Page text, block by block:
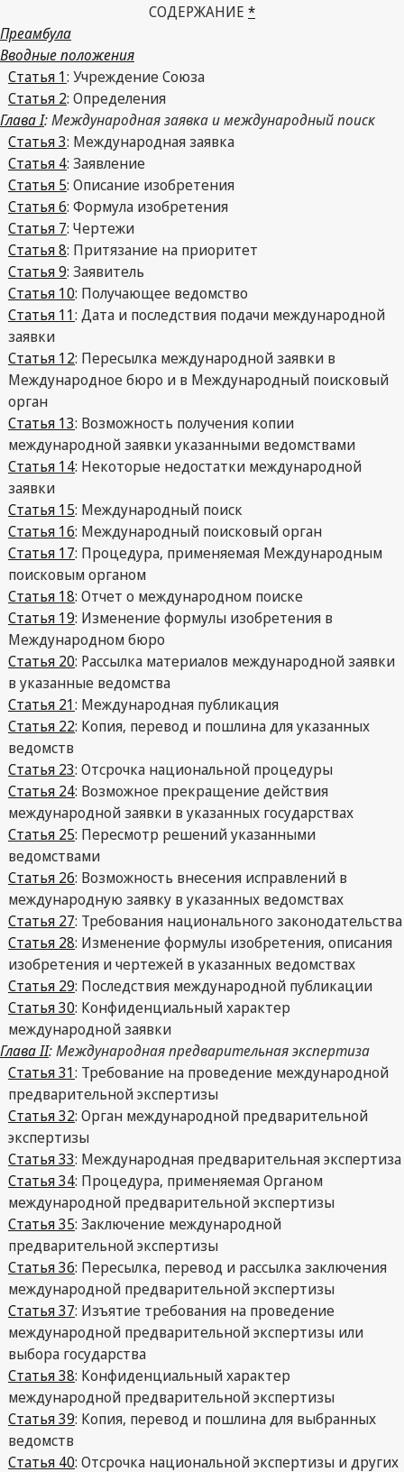
СОДЕРЖАНИЕ *
Преамбула
Вводные положения
Статья 1: Учреждение Союза
Статья 2: Определения
Глава I: Международная заявка и международный поиск
Статья 3: Международная заявка
Статья 4: Заявление
Статья 5: Описание изобретения
Статья 6: Формула изобретения
Статья 7: Чертежи
Статья 8: Притязание на приоритет
Статья 9: Заявитель
Статья 10: Получающее ведомство
Статья 11: Дата и последствия подачи международной
заявки
Статья 12: Пересылка международной заявки в
Международное бюро и в Международный поисковый
орган
Статья 13: Возможность получения копии
международной заявки указанными ведомствами
Статья 14: Некоторые недостатки международной
заявки
Статья 15: Международный поиск
Статья 16: Международный поисковый орган
Статья 17: Процедура, применяемая Международным
поисковым органом
Статья 18: Отчет о международном поиске
Статья 19: Изменение формулы изобретения в
Международном бюро
Статья 20: Рассылка материалов международной заявки
в указанные ведомства
Статья 21: Международная публикация
Статья 22: Копия, перевод и пошлина для указанных
ведомств
Статья 23: Отсрочка национальной процедуры
Статья 24: Возможное прекращение действия
международной заявки в указанных государствах
Статья 25: Пересмотр решений указанными
ведомствами
Статья 26: Возможность внесения исправлений в
международную заявку в указанных ведомствах
Статья 27: Требования национального законодательства
Статья 28: Изменение формулы изобретения, описания
изобретения и чертежей в указанных ведомствах
Статья 29: Последствия международной публикации
Статья 30: Конфиденциальный характер
международной заявки
Глава II: Международная предварительная экспертиза
Статья 31: Требование на проведение международной
предварительной экспертизы
Статья 32: Орган международной предварительной
экспертизы
Статья 33: Международная предварительная экспертиза
Статья 34: Процедура, применяемая Органом
международной предварительной экспертизы
Статья 35: Заключение международной
предварительной экспертизы
Статья 36: Пересылка, перевод и рассылка заключения
международной предварительной экспертизы
Статья 37: Изъятие требования на проведение
международной предварительной экспертизы или
выбора государства
Статья 38: Конфиденциальный характер
международной предварительной экспертизы
Статья 39: Копия, перевод и пошлина для выбранных
ведомств
Статья 40: Отсрочка национальной экспертизы и других